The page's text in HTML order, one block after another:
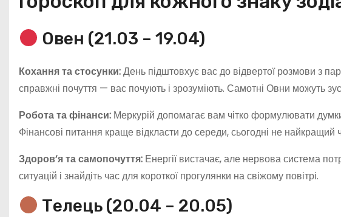
Овен (21.03 – 19.04)
Кохання та стосунки:День підштовхує вас до відвертої розмови з
справжні почуття — вас почують і зрозуміють. Самотні Овни можуть
Робота та фінанси: Меркурій допомагає вам чітко формулювати
Фінансові питання краще відкласти до середи, сьогодні не найкращий
Здоров’я та самопочуття: Енергії вистачає, але нервова система
ситуацій і знайдіть час для короткої прогулянки на свіжому повітрі.
Телець (20.04 – 20.05)